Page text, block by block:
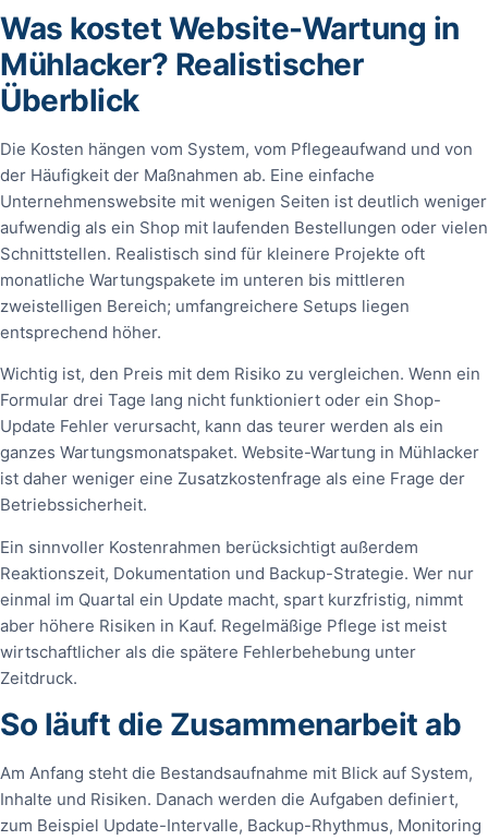
Was kostet Website-Wartung in
Mühlacker? Realistischer
Überblick
Die Kosten hängen vom System, vom Pflegeaufwand und von
der Häufigkeit der Maßnahmen ab. Eine einfache
Unternehmenswebsite mit wenigen Seiten ist deutlich weniger
aufwendig als ein Shop mit laufenden Bestellungen oder vielen
Schnittstellen. Realistisch sind für kleinere Projekte oft
monatliche Wartungspakete im unteren bis mittleren
zweistelligen Bereich; umfangreichere Setups liegen
entsprechend höher.
Wichtig ist, den Preis mit dem Risiko zu vergleichen. Wenn ein
Formular drei Tage lang nicht funktioniert oder ein Shop-
Update Fehler verursacht, kann das teurer werden als ein
ganzes Wartungsmonatspaket. Website-Wartung in Mühlacker
ist daher weniger eine Zusatzkostenfrage als eine Frage der
Betriebssicherheit.
Ein sinnvoller Kostenrahmen berücksichtigt außerdem
Reaktionszeit, Dokumentation und Backup-Strategie. Wer nur
einmal im Quartal ein Update macht, spart kurzfristig, nimmt
aber höhere Risiken in Kauf. Regelmäßige Pflege ist meist
wirtschaftlicher als die spätere Fehlerbehebung unter
Zeitdruck.
So läuft die Zusammenarbeit ab
Am Anfang steht die Bestandsaufnahme mit Blick auf System,
Inhalte und Risiken. Danach werden die Aufgaben definiert,
zum Beispiel Update-Intervalle, Backup-Rhythmus, Monitoring